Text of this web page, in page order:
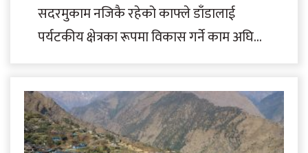
सदरमुकाम नजिकै रहेको काफ्ले डाँडालाई
पर्यटकीय क्षेत्रका रूपमा विकास गर्ने काम अघि